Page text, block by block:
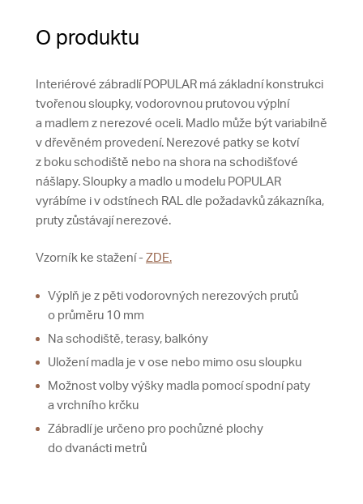
O produktu
Interiérové zábradlí POPULAR má základní konstrukci
tvořenou sloupky, vodorovnou prutovou výplní
a madlem z nerezové oceli. Madlo může být variabilně
v dřevěném provedení. Nerezové patky se kotví
z boku schodiště nebo na shora na schodišťové
nášlapy. Sloupky a madlo u modelu POPULAR
vyrábíme i v odstínech RAL dle požadavků zákazníka,
pruty zůstávají nerezové.
Vzorník ke stažení - ZDE.
Výplň je z pěti vodorovných nerezových prutů
o průměru 10 mm
Na schodiště, terasy, balkóny
Uložení madla je v ose nebo mimo osu sloupku
Možnost volby výšky madla pomocí spodní paty
a vrchního krčku
Zábradlí je určeno pro pochůzné plochy
do dvanácti metrů